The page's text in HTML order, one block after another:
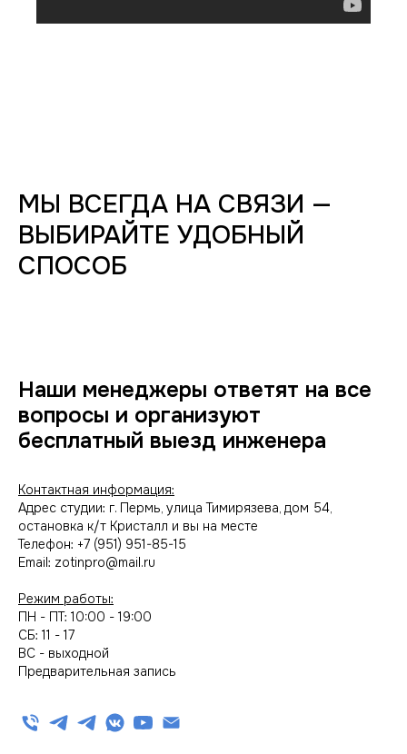
МЫ ВСЕГДА НА СВЯЗИ —
ВЫБИРАЙТЕ УДОБНЫЙ
СПОСОБ
Наши менеджеры ответят на все
вопросы и организуют
бесплатный выезд инженера
Контактная информация:
Адрес студии: г. Пермь, улица Тимирязева, дом 54,
остановка к/т Кристалл и вы на месте
Телефон: +7 (951) 951-85-15
Email: zotinpro@mail.ru
Режим работы:
ПН - ПТ: 10:00 - 19:00
СБ: 11 - 17
ВС - выходной
Предварительная запись